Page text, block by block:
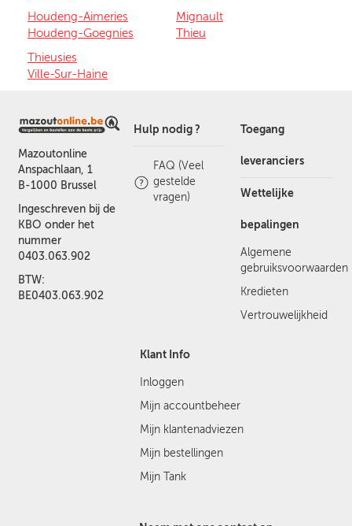
Houdeng-Aimeries
Houdeng-Goegnies
Mignault
Thieu
Thieusies
Ville-Sur-Haine
Mazoutonline
Anspachlaan, 1
B-1000 Brussel
Ingeschreven bij de
KBO onder het
nummer
0403.063.902
BTW:
BE0403.063.902
Hulp nodig ?
FAQ (Veel
gestelde
vragen)
Toegang
leveranciers
Wettelijke
bepalingen
Algemene
gebruiksvoorwaarden
Kredieten
Vertrouwelijkheid
Klant Info
Inloggen
Mijn accountbeheer
Mijn klantenadviezen
Mijn bestellingen
Mijn Tank